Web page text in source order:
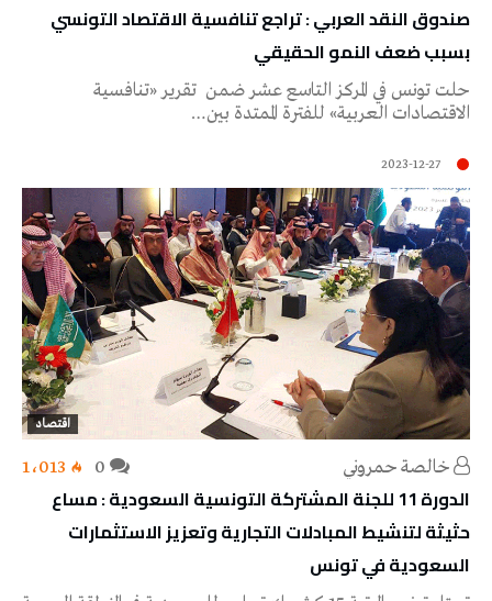
صندوق النقد العربي : تراجع تنافسية الاقتصاد التونسي
بسبب ضعف النمو الحقيقي
حلت تونس في المركز التاسع عشر ضمن تقرير «تنافسية
الاقتصادات العربية» للفترة الممتدة بين…
2023-12-27
اقتصاد
خالصة حمروني 1٬013
الدورة 11 للجنة المشتركة التونسية السعودية : مساع
حثيثة لتنشيط المبادلات التجارية وتعزيز الاستثمارات
السعودية في تونس